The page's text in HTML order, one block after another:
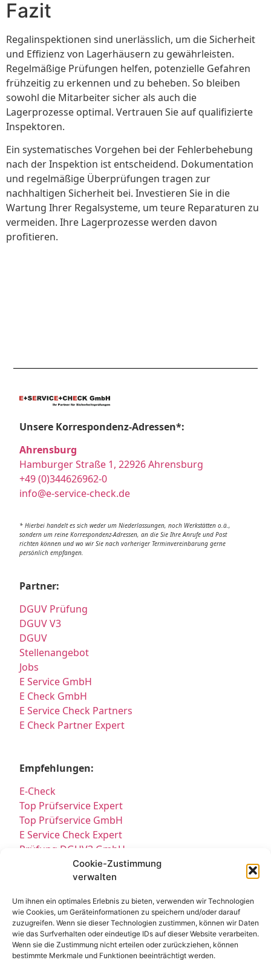
Cookie-Zustimmung
verwalten
Um ihnen ein optimales Erlebnis zu bieten, verwenden wir Technologien
wie Cookies, um Geräteinformationen zu speichern und/oder darauf
zuzugreifen. Wenn sie dieser Technologien zustimmen, können wir Daten
wie das Surfverhalten oder eindeutige IDs auf dieser Website verarbeiten.
Wenn sie die Zustimmung nicht erteilen oder zurückziehen, können
bestimmte Merkmale und Funktionen beeinträchtigt werden.
Fazit
Regalinspektionen sind unerlässlich, um die Sicherheit
und Effizienz von Lagerhäusern zu gewährleisten.
Regelmäßige Prüfungen helfen, potenzielle Gefahren
frühzeitig zu erkennen und zu beheben. So bleiben
sowohl die Mitarbeiter sicher als auch die
Lagerprozesse optimal. Vertrauen Sie auf qualifizierte
Inspektoren.
Ein systematisches Vorgehen bei der Fehlerbehebung
nach der Inspektion ist entscheidend. Dokumentation
und regelmäßige Überprüfungen tragen zur
nachhaltigen Sicherheit bei. Investieren Sie in die
Wartung Ihrer Regalsysteme, um teure Reparaturen zu
vermeiden. Ihre Lagerprozesse werden davon
profitieren.
Unsere Korrespondenz-Adressen*:
Ahrensburg
Hamburger Straße 1, 22926 Ahrensburg
+49 (0)344626962-0
info@e-service-check.de
* Hierbei handelt es sich weder um Niederlassungen, noch Werkstätten o.ä.,
sondern um reine Korrespondenz-Adressen, an die Sie Ihre Anrufe und Post
richten können und wo wir Sie nach vorheriger Terminvereinbarung gerne
persönlich empfangen.
Partner:
DGUV Prüfung
DGUV V3
DGUV
Stellenangebot
Jobs
E Service GmbH
E Check GmbH
E Service Check Partners
E Check Partner Expert
Empfehlungen:
E-Check
Top Prüfservice Expert
Top Prüfservice GmbH
E Service Check Expert
Prüfung DGUV3 GmbH
Sicherheitsprüfungen Partners
Sicherheitsprüfungen Expert
Prüfung elektrischer Anlagen